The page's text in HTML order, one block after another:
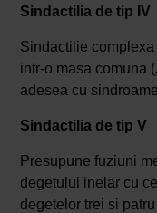
Sindactilia de tip IV
Sindactilie
intr-o masa comuna
adesea cu
Sindactilia de tip V
Presupune fuziuni
degetului inelar cu
degetelor trei si